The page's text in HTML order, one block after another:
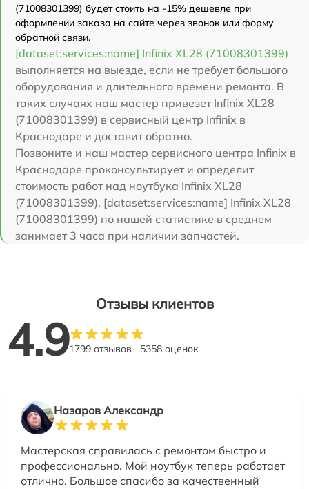
(71008301399) будет стоить на -15% дешевле при
оформлении заказа на сайте через звонок или форму
обратной связи.
[dataset:services:name] Infinix XL28 (71008301399)
выполняется на выезде, если не требует большого
оборудования и длительного времени ремонта. В
таких случаях наш мастер привезет Infinix XL28
(71008301399) в сервисный центр Infinix в
Краснодаре и доставит обратно.
Позвоните и наш мастер сервисного центра Infinix в
Краснодаре проконсультирует и определит
стоимость работ над ноутбука Infinix XL28
(71008301399). [dataset:services:name] Infinix XL28
(71008301399) по нашей статистике в среднем
занимает 3 часа при наличии запчастей.
Отзывы клиентов
4.91799 отзывов 5358 оценок
Назаров Александр
Мастерская справилась с ремонтом быстро и
профессионально. Мой ноутбук теперь работает
отлично. Большое спасибо за качественный